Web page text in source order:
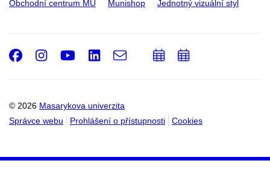
Obchodní centrum MU Munishop Jednotný vizuální styl
© 2026 Masarykova univerzita
Správce webu
Prohlášení o přístupnosti Cookies
Facebook
Instagram
Youtube
LinkedIn
e-
PřidatPřidat